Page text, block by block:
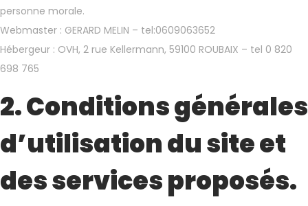
personne morale.
Webmaster : GERARD MELIN – tel:0609063652
Hébergeur : OVH, 2 rue Kellermann, 59100 ROUBAIX – tel 0 820
698 765
2. Conditions générales
d’utilisation du site et
des services proposés.